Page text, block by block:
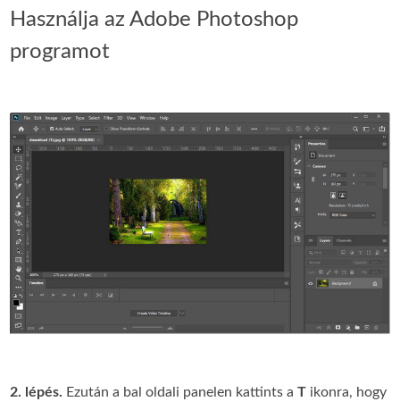
Használja az Adobe Photoshop
programot
2. lépés. Ezután a bal oldali panelen kattints aT ikonra, hogy